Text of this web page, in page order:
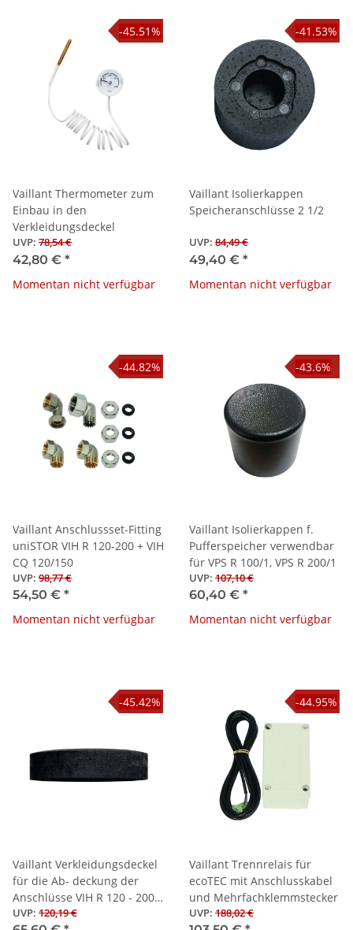
-45.51%
Vaillant Thermometer zum
Einbau in den
Verkleidungsdeckel
UVP: 78,54 €
42,80 € *
Momentan nicht verfügbar
-41.53%
Vaillant Isolierkappen
Speicheranschlüsse 2 1/2
UVP: 84,49 €
49,40 € *
Momentan nicht verfügbar
-44.82%
Vaillant Anschlussset-Fitting
uniSTOR VIH R 120-200 + VIH
CQ 120/150
UVP: 98,77 €
54,50 € *
Momentan nicht verfügbar
-43.6%
Vaillant Isolierkappen f.
Pufferspeicher verwendbar
für VPS R 100/1, VPS R 200/1
UVP: 107,10 €
60,40 € *
Momentan nicht verfügbar
-45.42%
Vaillant Verkleidungsdeckel
für die Ab- deckung der
Anschlüsse VIH R 120 - 200
B
UVP: 120,19 €
-44.95%
Vaillant Trennrelais für
ecoTEC mit Anschlusskabel
und Mehrfachklemmstecker
UVP: 188,02 €